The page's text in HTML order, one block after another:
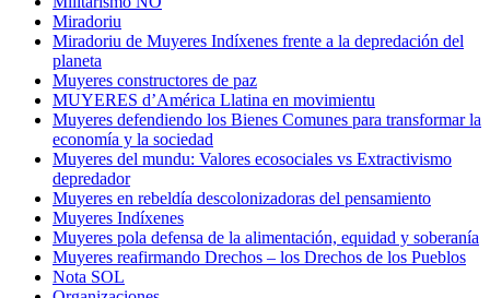
Miradoriu
Miradoriu de Muyeres Indíxenes frente a la depredación del
planeta
Muyeres constructores de paz
MUYERES d’América Llatina en movimientu
Muyeres defendiendo los Bienes Comunes para transformar la
economía y la sociedad
Muyeres del mundu: Valores ecosociales vs Extractivismo
depredador
Muyeres en rebeldía descolonizadoras del pensamiento
Muyeres Indíxenes
Muyeres pola defensa de la alimentación, equidad y soberanía
Muyeres reafirmando Drechos – los Drechos de los Pueblos
Nota SOL